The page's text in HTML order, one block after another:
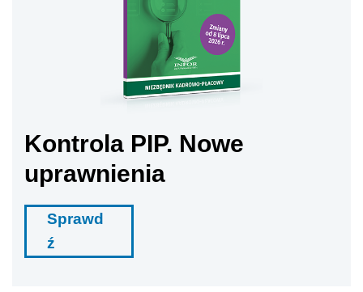
Kontrola PIP. Nowe
uprawnienia
Sprawd
ź